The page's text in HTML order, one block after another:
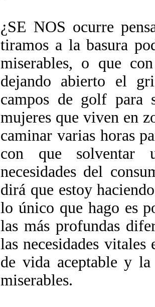
¿SE NOS ocurre
tiramos a la basura
miserables, o que
dejando abierto el
campos de golf para
mujeres que viven en
caminar varias horas
con que solventar
necesidades del
dirá que estoy
lo único que hago es
las más profundas
las necesidades
de vida aceptable y
miserables.